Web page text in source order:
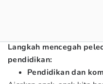
Langkah mencegah
pendidikan:
Pendidikan dan